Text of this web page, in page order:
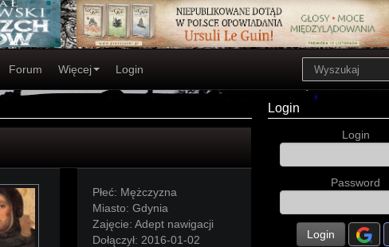
Forum Więcej Login
Płeć: Mężczyzna
Miasto: Gdynia
Zajęcie: Adept nawigacji
Dołączył: 2016-01-02
Login
Login
Password
Login